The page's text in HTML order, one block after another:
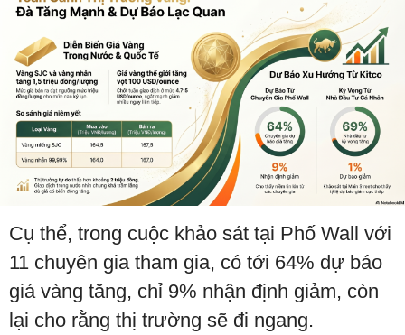
Cụ thể, trong cuộc khảo sát tại Phố Wall với
11 chuyên gia tham gia, có tới 64% dự báo
giá vàng tăng, chỉ 9% nhận định giảm, còn
lại cho rằng thị trường sẽ đi ngang.